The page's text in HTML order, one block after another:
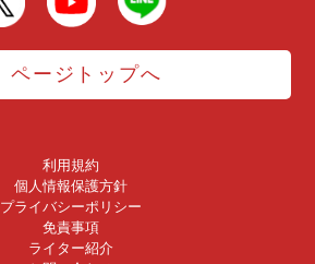
ページトップへ
利用規約
個人情報保護方針
プライバシーポリシー
免責事項
ライター紹介